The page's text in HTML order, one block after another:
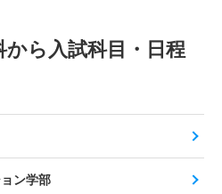
から入試科目・日程
ン学部